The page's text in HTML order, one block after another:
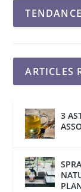
ARTICLES
3